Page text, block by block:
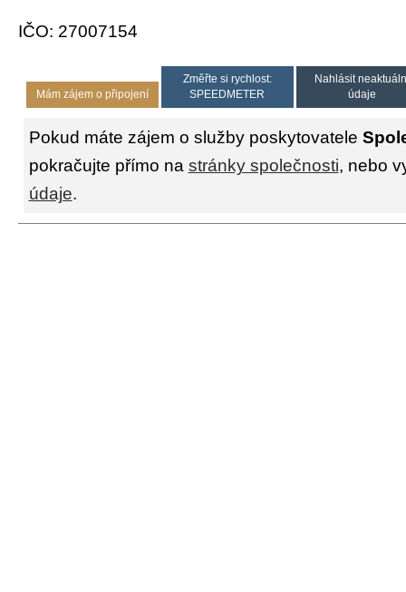
IČO: 27007154
Mám zájem o připojení
Změřte si rychlost:
SPEEDMETER
Nahlásit
údaje
Pokud máte zájem o služby poskytovatele
pokračujte přímo na stránky společnosti, nebo
údaje.